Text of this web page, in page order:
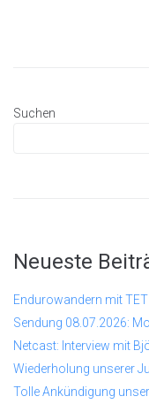
Suchen
Neueste
Endurowandern mit
Sendung 08.07.2026:
Netcast: Interview mit
Wiederholung unserer
Tolle Ankündigung